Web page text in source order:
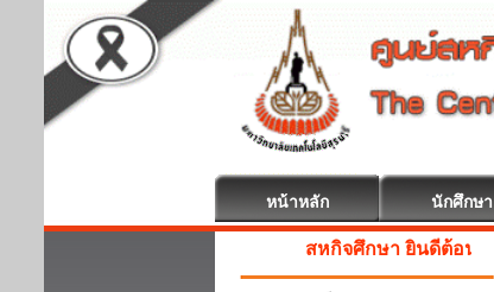
หน้าหลัก นักศึกษา
สหกิจศึกษา ยินดีต้อนรับ